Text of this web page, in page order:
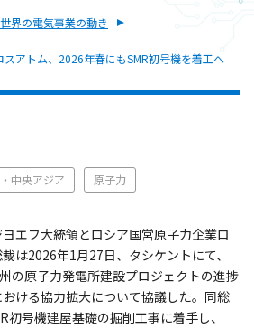
世界の電気事業の動き
アトム、2026年春にもSMR初号機を着工へ
中央アジア 原子力
エフ大統領とロシア国営原子力企業ロ
は2026年1月27日、タシケントにて、
の原子力発電所建設プロジェクトの進捗
ける協力拡大について協議した。同総
号機建屋基礎の掘削工事に着手し、